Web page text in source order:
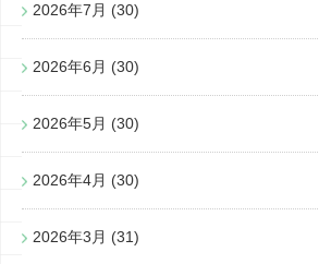
2026年7月 (30)
2026年6月 (30)
2026年5月 (30)
2026年4月 (30)
2026年3月 (31)